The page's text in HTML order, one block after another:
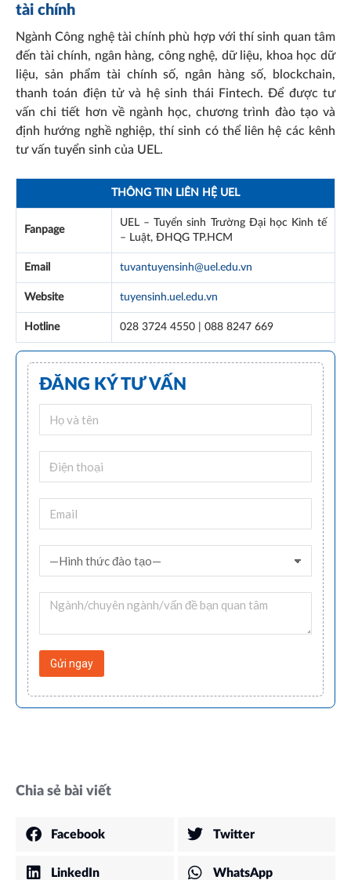
tài chính
Ngành Công nghệ tài chính phù hợp với thí sinh quan tâm
đến tài chính, ngân hàng, công nghệ, dữ liệu, khoa học dữ
liệu, sản phẩm tài chính số, ngân hàng số, blockchain,
thanh toán điện tử và hệ sinh thái Fintech. Để được tư
vấn chi tiết hơn về ngành học, chương trình đào tạo và
định hướng nghề nghiệp, thí sinh có thể liên hệ các kênh
tư vấn tuyển sinh của UEL.
THÔNG TIN LIÊN HỆ UEL
Fanpage
UEL – Tuyển sinh Trường Đại học Kinh tế
– Luật, ĐHQG TP.HCM
Email tuvantuyensinh@uel.edu.vn
Website tuyensinh.uel.edu.vn
Hotline 028 3724 4550 | 088 8247 669
ĐĂNG KÝ TƯ VẤN
Chia sẻ bài viết
Facebook Twitter
LinkedIn WhatsApp